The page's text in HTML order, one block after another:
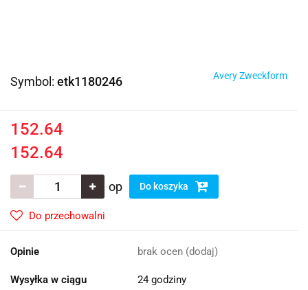
Symbol: etk1180246 Avery Zweckform
152.64
152.64
op Do koszyka
Do przechowalni
Opinie brak ocen (dodaj)
Wysyłka w ciągu 24 godziny